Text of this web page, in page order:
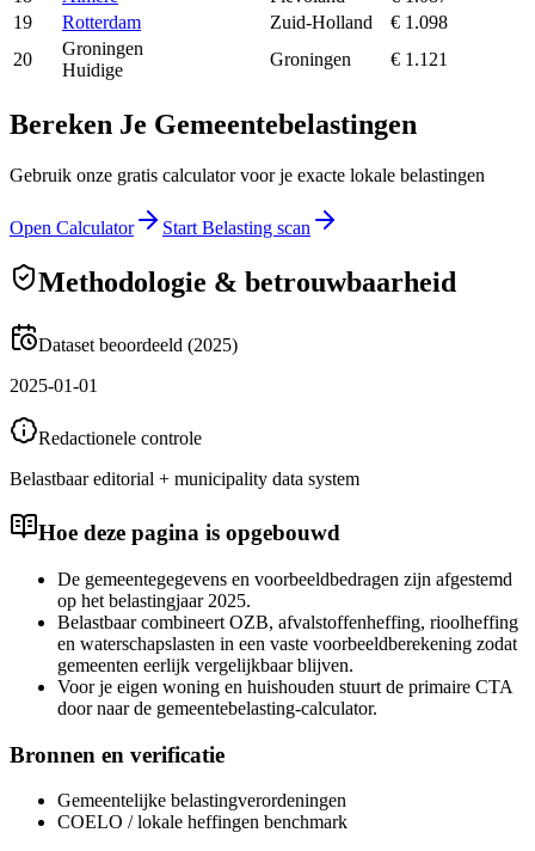
19
Rotterdam Zuid-Holland
€ 1.098
20
Groningen
Huidige
Groningen € 1.121
Bereken Je Gemeentebelastingen
Gebruik onze gratis calculator voor je exacte lokale belastingen
Open Calculator Start Belasting scan
Methodologie & betrouwbaarheid
Dataset beoordeeld (2025)
2025-01-01
Redactionele controle
Belastbaar editorial + municipality data system
Hoe deze pagina is opgebouwd
De gemeentegegevens en voorbeeldbedragen zijn afgestemd
op het belastingjaar 2025.
Belastbaar combineert OZB, afvalstoffenheffing, rioolheffing
en waterschapslasten in een vaste voorbeeldberekening zodat
gemeenten eerlijk vergelijkbaar blijven.
Voor je eigen woning en huishouden stuurt de primaire CTA
door naar de gemeentebelasting-calculator.
Bronnen en verificatie
Gemeentelijke belastingverordeningen
COELO / lokale heffingen benchmark